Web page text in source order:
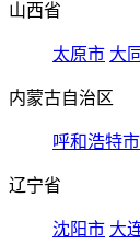
山西省
太原市 大
内蒙古自治区
呼和浩特市
辽宁省
沈阳市 大